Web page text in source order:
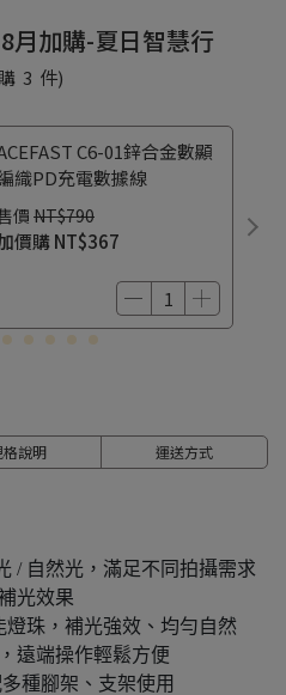
月加購-夏日智慧行
3 件)
C6-01鋅合金數顯
織PD充電數據線
價 NT$790
價購NT$367
格說明 運送方式
/ 自然光，滿足不同拍攝需求
光效果
燈珠，補光強效、均勻自然
遠端操作輕鬆方便
種腳架、支架使用